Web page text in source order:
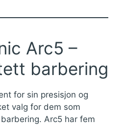
Arc5 –
barbering
for sin presisjon og
valg for dem som
Arc5 har fem